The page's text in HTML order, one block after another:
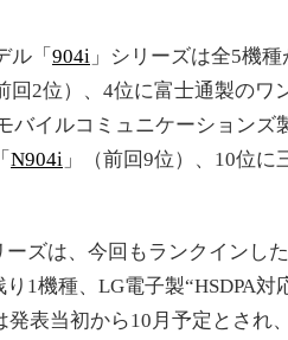
ル「 904i 」シリーズは全5機
回2位）、4位に富士通製のワ
バイルコミュニケーションズ
N904i 」（前回9位）、10位に
ズは、今回もランクインし
1機種、LG電子製“HSDPA対
発表当初から10月予定とされ